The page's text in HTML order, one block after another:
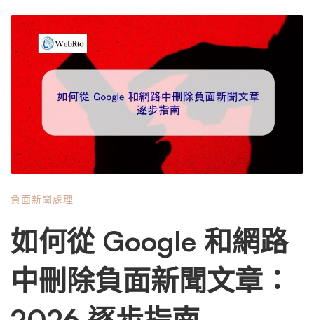
會從理解傷害的本質開始，談到具體的內容壓制策略、社交
媒體重建、心理調適，以及長遠的個人品牌經營。 這是一
場馬拉松，而我是你的配速員。讓我們開始。 第一章：當
報導被刪除，為何一切並未結束？ 你費盡心力，可能透過
法律途徑、與編輯協商，或平台政策，讓那篇標題聳動、內
容可能帶有誤解或偏頗的報導從「法庭線」的網站上消失
了。這絕對是一場重大的勝利，值得你為自己感到驕傲。然
而，要徹底治癒這道數位傷疤，必須先理解它為何如此頑
強。 一、數位痕跡的「立體性」 一篇網絡報導的傳播，遠
統。刪除源頭，只等於砍掉了主樹幹，但它的根系和種子早
理層面看，刪除是「否定過去」；但從網路生態看，刪除只
是製造了一個「資訊真空」。這個真空會引發幾種後果：
因此，我們要做的，不是單純的刪除與遺忘，而是取代與重
塑。這是一項系統工程，目的是讓「搜尋你的名字」這個動
作，從觸發負面聯想，轉變為展示你的專業、誠信與價值。
負面新聞處理
如何從 Google 和網路
中刪除負面新聞文章：